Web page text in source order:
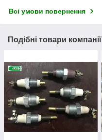
Всі умови повернення
Подібні товари компанії